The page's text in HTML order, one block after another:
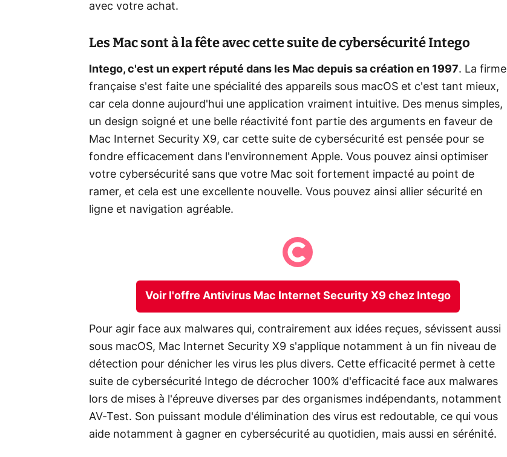
avec votre achat.
Les Mac sont à la fête avec cette suite de cybersécurité Intego
Intego, c'est un expert réputé dans les Mac depuis sa création en 1997. La firme
française s'est faite une spécialité des appareils sous macOS et c'est tant mieux,
car cela donne aujourd'hui une application vraiment intuitive. Des menus simples,
un design soigné et une belle réactivité font partie des arguments en faveur de
Mac Internet Security X9, car cette suite de cybersécurité est pensée pour se
fondre efficacement dans l'environnement Apple. Vous pouvez ainsi optimiser
votre cybersécurité sans que votre Mac soit fortement impacté au point de
ramer, et cela est une excellente nouvelle. Vous pouvez ainsi allier sécurité en
ligne et navigation agréable.
Voir l'offre Antivirus Mac Internet Security X9 chez Intego
Pour agir face aux malwares qui, contrairement aux idées reçues, sévissent aussi
sous macOS, Mac Internet Security X9 s'applique notamment à un fin niveau de
détection pour dénicher les virus les plus divers. Cette efficacité permet à cette
suite de cybersécurité Intego de décrocher 100% d'efficacité face aux malwares
lors de mises à l'épreuve diverses par des organismes indépendants, notamment
AV-Test. Son puissant module d'élimination des virus est redoutable, ce qui vous
aide notamment à gagner en cybersécurité au quotidien, mais aussi en sérénité.